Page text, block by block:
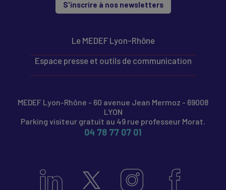
S'inscrire à nos newsletters
Le MEDEF Lyon-Rhône
Espace presse et outils de communication
MEDEF Lyon-Rhône - 60 avenue Jean Mermoz - 69008
LYON
Parking visiteur gratuit au 49 rue professeur Morat.
04 78 77 07 01